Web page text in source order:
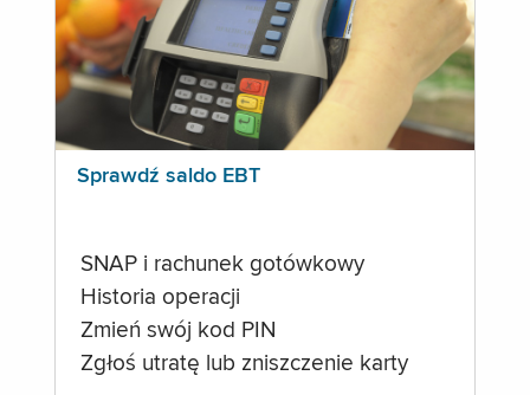
Sprawdź saldo EBT
SNAP i rachunek gotówkowy
Historia operacji
Zmień swój kod PIN
Zgłoś utratę lub zniszczenie karty